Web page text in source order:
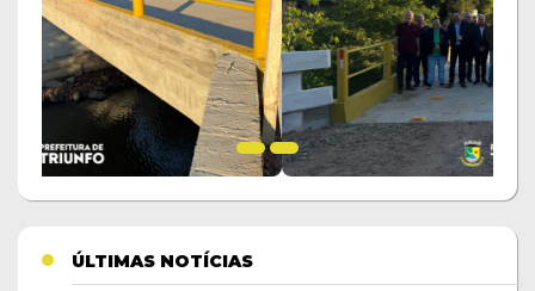
PREV NEXT
ÚLTIMAS NOTÍCIAS